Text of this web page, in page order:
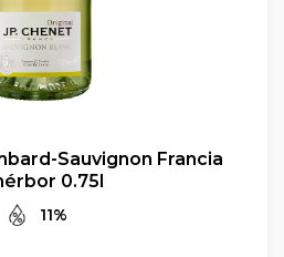
Sauvignon Francia
0.75l
11%